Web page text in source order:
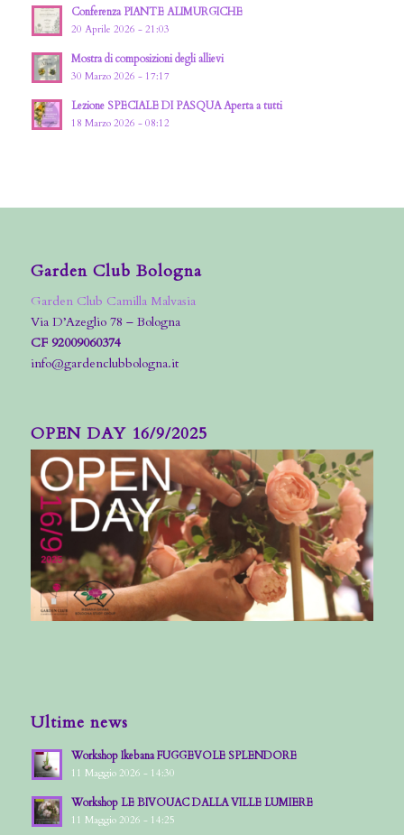
Conferenza PIANTE ALIMURGICHE
20 Aprile 2026 - 21:03
Mostra di composizioni degli allievi
30 Marzo 2026 - 17:17
Lezione SPECIALE DI PASQUA Aperta a tutti
18 Marzo 2026 - 08:12
Garden Club Bologna
Garden Club Camilla Malvasia
Via D’Azeglio 78 – Bologna
CF 92009060374
info@gardenclubbologna.it
OPEN DAY 16/9/2025
Ultime news
Workshop Ikebana FUGGEVOLE SPLENDORE
11 Maggio 2026 - 14:30
Workshop LE BIVOUAC DALLA VILLE LUMIERE
11 Maggio 2026 - 14:25